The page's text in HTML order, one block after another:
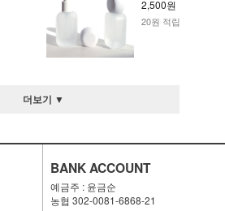
2,500원
20원 적립
더보기 ▼
BANK ACCOUNT
예금주 : 윤금순
농협 302-0081-6868-21